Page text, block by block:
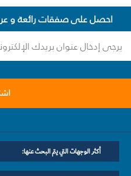
احصل على صفقات رائعة و
أكثر الوجهات التي يتم البحث عنها: